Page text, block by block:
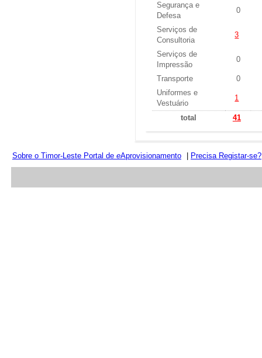
Segurança e
Defesa
0
Serviços de
Consultoria
3
Serviços de
Impressão
0
Transporte
0
Uniformes e
Vestuário
1
total 41
Sobre o Timor-Leste Portal de eAprovisionamento Precisa Registar-se?